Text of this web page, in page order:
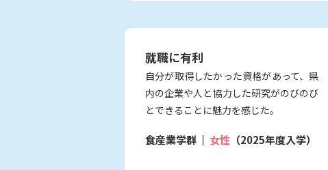
就職に有利
自分が取得したかった資格があって、県
内の企業や人と協力した研究がのびのび
とできることに魅力を感じた。
食産業学群 女性 （2025年度入学）